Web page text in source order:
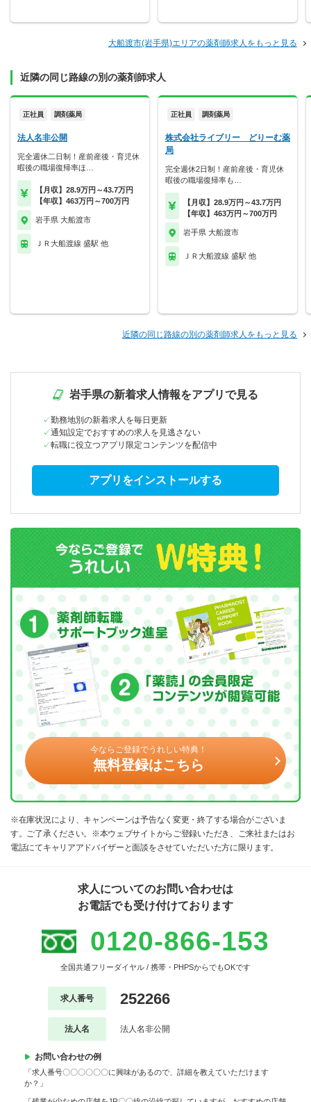
大船渡市(岩手県)エリアの薬剤師求人をもっと見る
近隣の同じ路線の別の薬剤師求人
正社員 調剤薬局
法人名非公開
完全週休二日制！産前産後・育児休
暇後の職場復帰率ほ…
【月収】28.9万円～43.7万円
【年収】463万円～700万円
岩手県 大船渡市
ＪＲ大船渡線 盛駅 他
正社員 調剤薬局
株式会社ライブリー どりーむ薬
局
完全週休2日制！産前産後・育児休
暇後の職場復帰率も…
【月収】28.9万円～43.7万円
【年収】463万円～700万円
岩手県 大船渡市
ＪＲ大船渡線 盛駅 他
近隣の同じ路線の別の薬剤師求人をもっと見る
岩手県の新着求人情報をアプリで見る
勤務地別の新着求人を毎日更新
通知設定でおすすめの求人を見逃さない
転職に役立つアプリ限定コンテンツを配信中
アプリをインストールする
今ならご登録でうれしい特典！
無料登録はこちら
※在庫状況により、キャンペーンは予告なく変更・終了する場合がございま
す。ご了承ください。※本ウェブサイトからご登録いただき、ご来社またはお
電話にてキャリアアドバイザーと面談をさせていただいた方に限ります。
求人についてのお問い合わせは
お電話でも受け付けております
0120-866-153
全国共通フリーダイヤル / 携帯・PHPSからでもOKです
求人番号 252266
法人名 法人名非公開
お問い合わせの例
「求人番号〇〇〇〇〇〇に興味があるので、詳細を教えていただけます
か？」